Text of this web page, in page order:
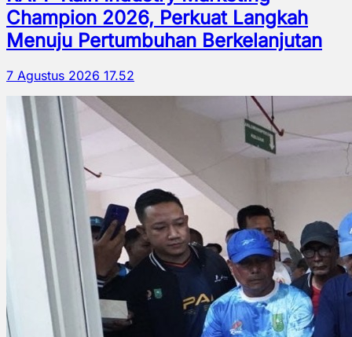
Champion 2026, Perkuat Langkah
Menuju Pertumbuhan Berkelanjutan
7 Agustus 2026 17.52